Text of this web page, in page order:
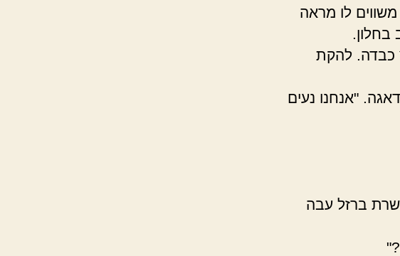
לו מראה
בחלון.
כבדה. להקת
"אנחנו נעים
ברזל עבה